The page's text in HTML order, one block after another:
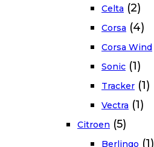
Celta (2)
Corsa (4)
Corsa Wind
Sonic (1)
Tracker (1)
Vectra (1)
Citroen (5)
Berlingo (1)